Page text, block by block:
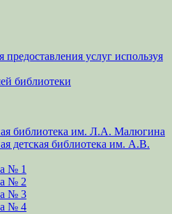
услуг используя
библиотеки
библиотека им. Л.А. Малюгина
детская библиотека им. А.В.
№ 1
№ 2
№ 3
№ 4